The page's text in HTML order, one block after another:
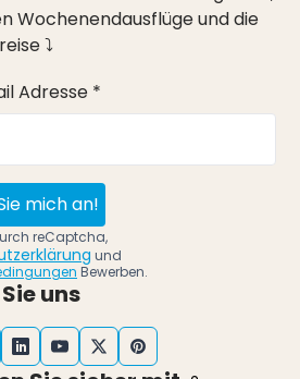
Wochenendausflüge und die
⤵
Adresse *
mich an!
reCaptcha,
und
Bewerben.
uns